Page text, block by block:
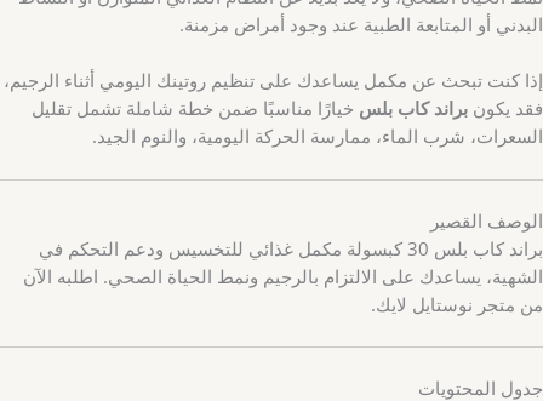
البدني أو المتابعة الطبية عند وجود أمراض مزمنة.
إذا كنت تبحث عن مكمل يساعدك على تنظيم روتينك اليومي أثناء الرجيم،
فقد يكون براند كاب بلس خيارًا مناسبًا ضمن خطة شاملة تشمل تقليل
السعرات، شرب الماء، ممارسة الحركة اليومية، والنوم الجيد.
الوصف القصير
براند كاب بلس 30 كبسولة مكمل غذائي للتخسيس ودعم التحكم في
الشهية، يساعدك على الالتزام بالرجيم ونمط الحياة الصحي. اطلبه الآن
من متجر نوستايل لايك.
جدول المحتويات